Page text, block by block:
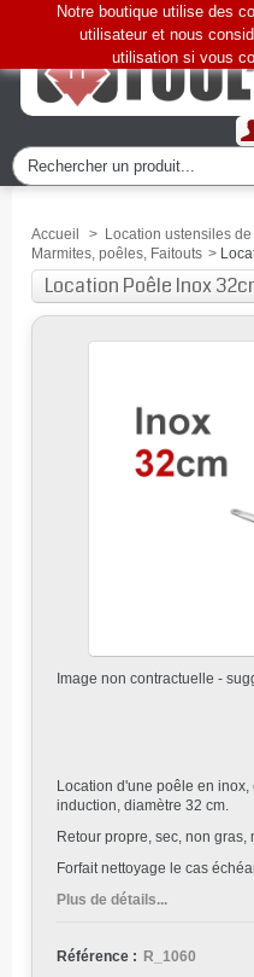
Notre boutique utilise des
utilisateur et nous
utilisation si vous
Accueil > Location ustensiles
Marmites, poêles, Faitouts >
Location Poêle Inox
Image non contractuelle -
Location d'une poêle en
induction, diamètre 32 cm.
Retour propre, sec, non gras,
Forfait nettoyage le cas
Plus de détails...
Référence : R_1060